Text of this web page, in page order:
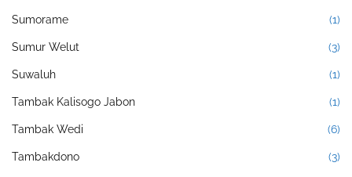
Sumorame (1)
Sumur Welut (3)
Suwaluh (1)
Tambak Kalisogo Jabon (1)
Tambak Wedi (6)
Tambakdono (3)